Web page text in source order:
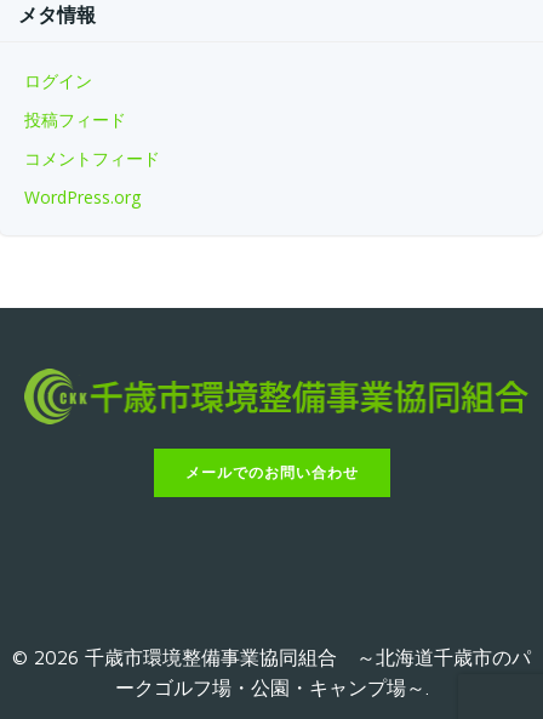
メタ情報
ログイン
投稿フィード
コメントフィード
WordPress.org
メールでのお問い合わせ
© 2026 千歳市環境整備事業協同組合 ～北海道千歳市のパ
ークゴルフ場・公園・キャンプ場～.